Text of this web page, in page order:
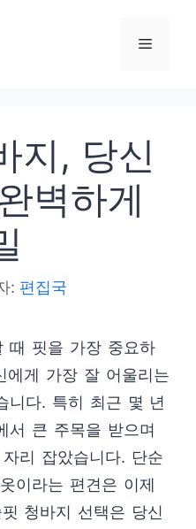
메
지, 당신
벽하게
: 편집국
때 핏을 가장 중요하
에게 가장 잘 어울리는
니다. 특히 최근 몇 년
서 큰 주목을 받으며
리 잡았습니다. 단순
이라는 편견은 이제
청바지 선택은 당신